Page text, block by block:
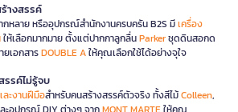
างสรรค์
หลาย หรืออุปกรณ์สำนักงานครบครัน B2S มีเครื่อง
ให้เลือกมากมาย ตั้งแต่ปากกาลูกลื่นParkerชุดดินสอกด
เอกสารDOUBLE Aให้คุณเลือกใช้ได้อย่างจุใจ
รค์ไม่รู้จบ
ละงานฝีมือสำหรับคนสร้างสรรค์ตัวจริง ทั้งสีไม้Colleen,